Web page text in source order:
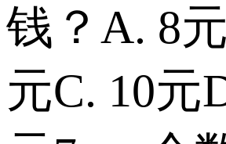
钱？ A. 8
元 C. 10元